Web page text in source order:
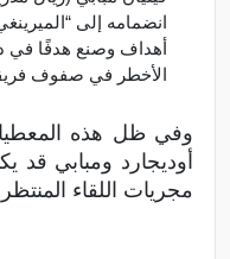
أهداف وصنع هدفًا في
الأخطر في صفوف
وفي ظل هذه
أوديجارد ومبابي قد
مجريات اللقاء